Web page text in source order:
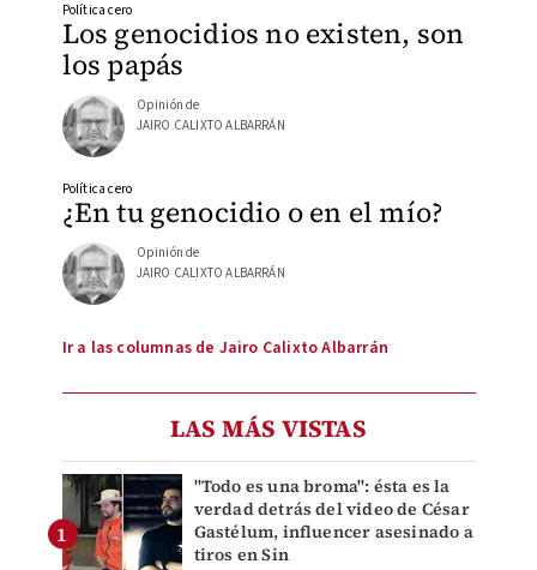
Los genocidios no existen, son
los papás
Política cero
Opinión de
JAIRO CALIXTO ALBARRÁN
¿En tu genocidio o en el mío?
Política cero
Opinión de
JAIRO CALIXTO ALBARRÁN
Ir a las columnas de Jairo Calixto Albarrán
LAS MÁS VISTAS
"Todo es una broma": ésta es la
verdad detrás del video de César
Gastélum, influencer asesinado a
tiros en Sin